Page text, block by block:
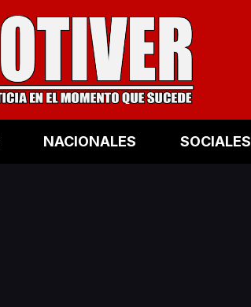
NACIONALES SOCIALES